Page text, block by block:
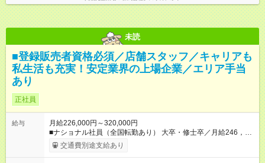
未読
■登録販売者資格必須／店舗スタッフ／キャリアも
私生活も充実！安定業界の上場企業／エリア手当
あり
正社員
給与
月給226,000円～320,000円
■ナショナル社員（全国転勤あり） 大卒・修士卒／月給246，
000円～320，000円 高校・短大・専門卒／月給226，000円～
320，000円 ★エリア手当（石川県、富山県、福井県、岐阜県、
交通費別途支給あり